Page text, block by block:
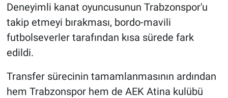
Deneyimli kanat oyuncusunun Trabzonspor'u
takip etmeyi bırakması, bordo-mavili
futbolseverler tarafından kısa sürede fark
edildi.
Transfer sürecinin tamamlanmasının ardından
hem Trabzonspor hem de AEK Atina kulübü